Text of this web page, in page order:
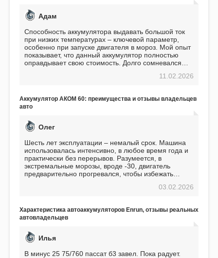
Адам
Способность аккумулятора выдавать большой ток
при низких температурах – ключевой параметр,
особенно при запуске двигателя в мороз. Мой опыт
показывает, что данный аккумулятор полностью
оправдывает свою стоимость. Долго сомневался
пожалел. Считаю, что это отличное вложение,11.02.2026
Аккумулятор АКОМ 60: преимущества и отзывы владельцев
авто
Олег
Шесть лет эксплуатации – немалый срок. Машина
использовалась интенсивно, в любое время года и
практически без перерывов. Разумеется, в
экстремальные морозы, вроде -30, двигатель
предварительно прогревался, чтобы избежать
использования не было ни единой поломки,
EFB 75. Судя по характеристикам, он даже
превосходит предыдущую модель.
03.02.2026
Характеристика автоаккумуляторов Enrun, отзывы реальных
автовладельцев
Илья
В минус 25 75/760 пассат б3 завел. Пока радует.